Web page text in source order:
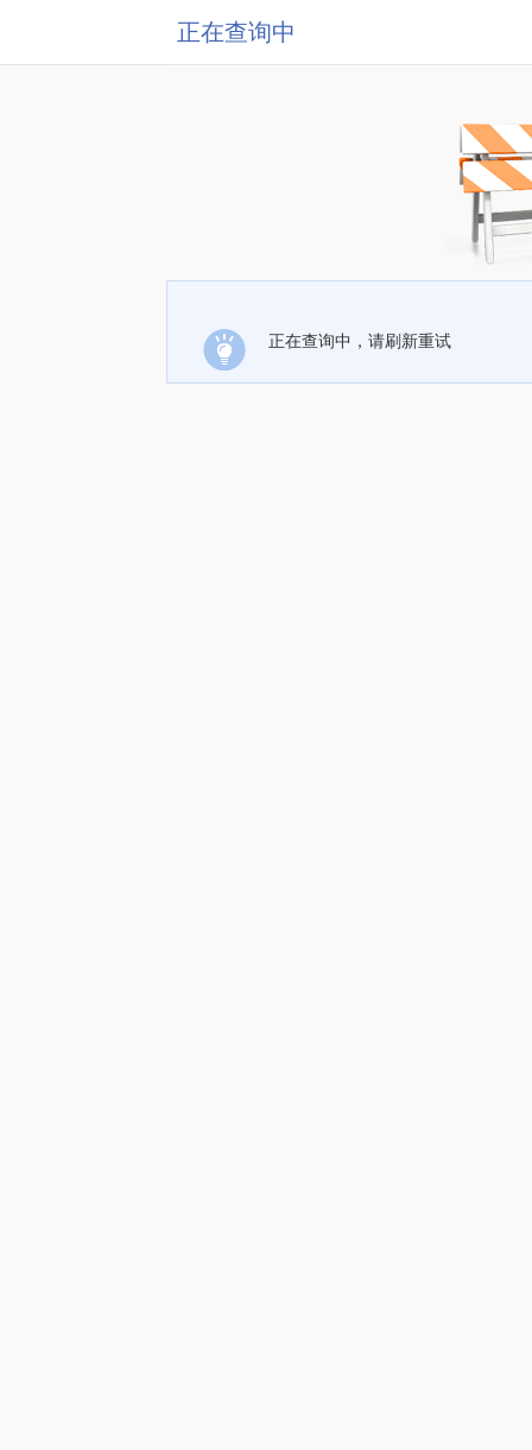
正在查询中
正在查询中，请刷新重试